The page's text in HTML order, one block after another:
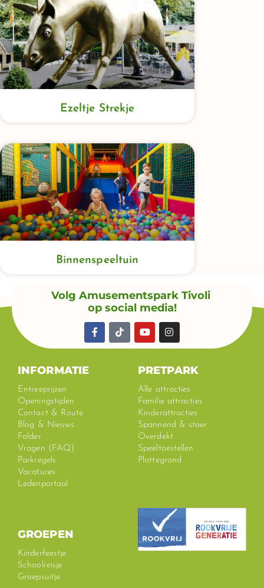
Ezeltje Strekje
Binnenspeeltuin
Volg Amusementspark Tivoli
op social media!
F
a
c
T
i
k
Y
o
u
u
b
e
I
n
s
a
g
r
a
m
INFORMATIE
Entreeprijzen
Openingstijden
Contact & Route
Blog & Nieuws
Folder
Vragen (FAQ)
Parkregels
Vacatures
Ledenportaal
PRETPARK
Alle attracties
Familie attracties
Kinderattracties
Spannend & stoer
Overdekt
Speeltoestellen
Plattegrond
GROEPEN
Kinderfeestje
Schoolreisje
Groepsuitje